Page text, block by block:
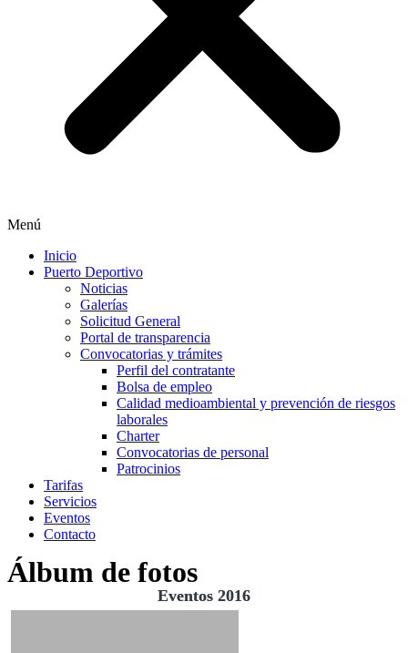
Menú
Inicio
Puerto Deportivo
Noticias
Galerías
Solicitud General
Portal de transparencia
Convocatorias y trámites
Perfil del contratante
Bolsa de empleo
Calidad medioambiental y prevención de riesgos
laborales
Charter
Convocatorias de personal
Patrocinios
Tarifas
Servicios
Eventos
Contacto
Álbum de fotos
Eventos 2016